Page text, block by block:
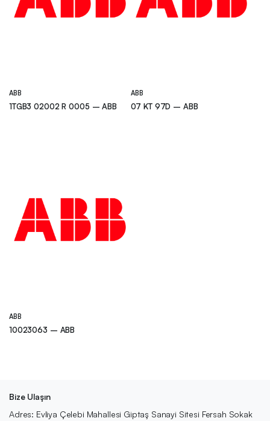
ABB
1TGB3 02002 R 0005 – ABB
ABB
07 KT 97D – ABB
ABB
10023063 – ABB
Bize Ulaşın
Adres: Evliya Çelebi Mahallesi Giptaş Sanayi Sitesi Fersah Sokak